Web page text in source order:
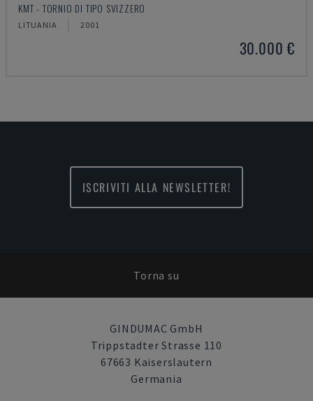
KMT - TORNIO DI TIPO SVIZZERO
LITUANIA 2001
30.000 €
ISCRIVITI ALLA NEWSLETTER!
Torna su
GINDUMAC GmbH
Trippstadter Strasse 110
67663 Kaiserslautern
Germania